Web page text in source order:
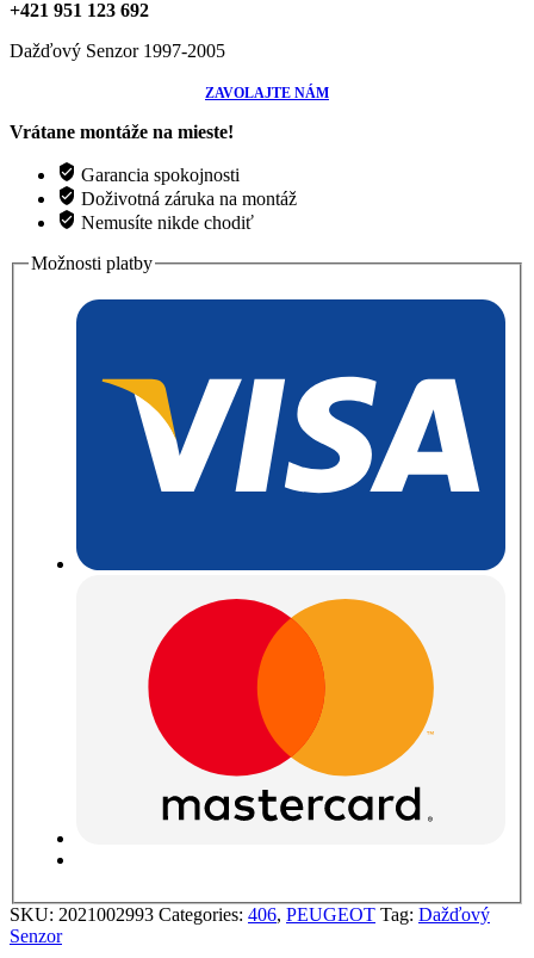
+421 951 123 692
Dažďový Senzor 1997-2005
ZAVOLAJTE NÁM
Vrátane montáže na mieste!
Garancia spokojnosti
Doživotná záruka na montáž
Nemusíte nikde chodiť
Možnosti platby
SKU: 2021002993 Categories: 406, PEUGEOT Tag: Dažďový
Senzor